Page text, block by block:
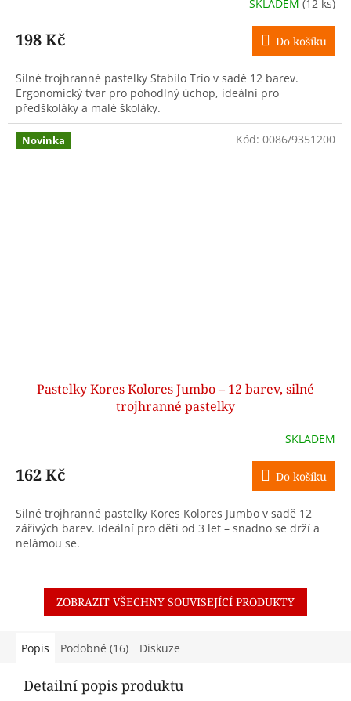
SKLADEM (12 ks)
198 Kč Do košíku
Silné trojhranné pastelky Stabilo Trio v sadě 12 barev.
Ergonomický tvar pro pohodlný úchop, ideální pro
předškoláky a malé školáky.
Novinka
Pastelky Kores Kolores Jumbo – 12 barev, silné
trojhranné pastelky
SKLADEM
162 Kč Do košíku
Silné trojhranné pastelky Kores Kolores Jumbo v sadě 12
zářivých barev. Ideální pro děti od 3 let – snadno se drží a
nelámou se.
Kód: 0086/9351200
ZOBRAZIT VŠECHNY SOUVISEJÍCÍ PRODUKTY
Popis Podobné (16) Diskuze
Detailní popis produktu